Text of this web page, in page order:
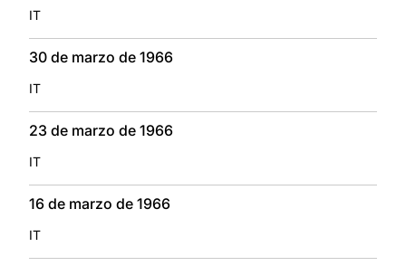
IT
30 de marzo de 1966
IT
23 de marzo de 1966
IT
16 de marzo de 1966
IT